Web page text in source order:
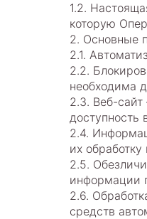
1.2.
которую
2. Основные
2.1.
2.2.
необходима
2.3. Веб-
доступность
2.4.
их
2.5.
информации
2.6.
средств